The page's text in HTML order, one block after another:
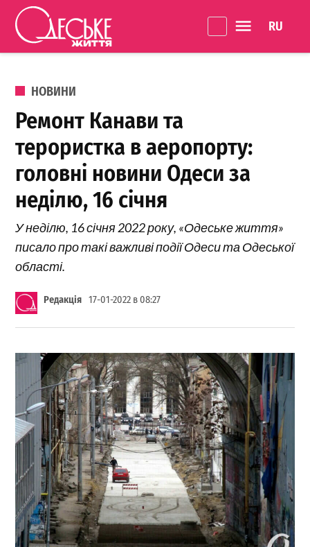
Перейти до вмісту
Життя
ОПУБЛІКОВАНО В
НОВИНИ
Ремонт Канави та
терористка в аеропорту:
головні новини Одеси за
неділю, 16 січня
У неділю, 16 січня 2022 року, «Одеське життя»
писало про такі важливі події Одеси та Одеської
області.
Редакція 17-01-2022 в 08:27